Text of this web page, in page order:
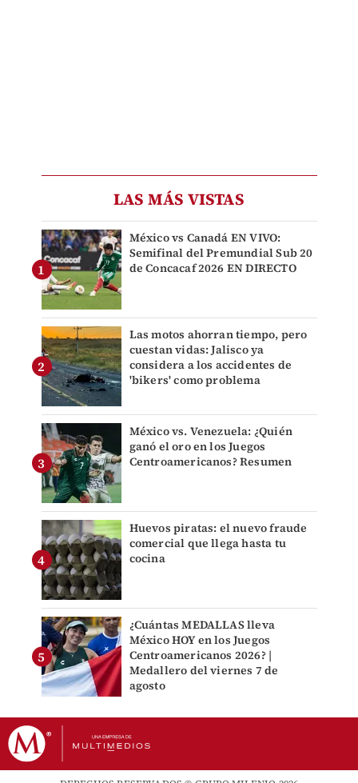
LAS MÁS VISTAS
México vs Canadá EN VIVO:
Semifinal del Premundial Sub 20
de Concacaf 2026 EN DIRECTO
Las motos ahorran tiempo, pero
cuestan vidas: Jalisco ya
considera a los accidentes de
'bikers' como problema
México vs. Venezuela: ¿Quién
ganó el oro en los Juegos
Centroamericanos? Resumen
Huevos piratas: el nuevo fraude
comercial que llega hasta tu
cocina
¿Cuántas MEDALLAS lleva
México HOY en los Juegos
Centroamericanos 2026? |
Medallero del viernes 7 de
agosto